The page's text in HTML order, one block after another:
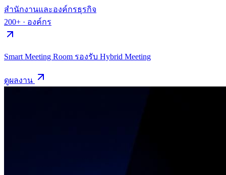
สำนักงานและองค์กรธุรกิจ
200+ · องค์กร
Smart Meeting Room รองรับ Hybrid Meeting
ดูผลงาน